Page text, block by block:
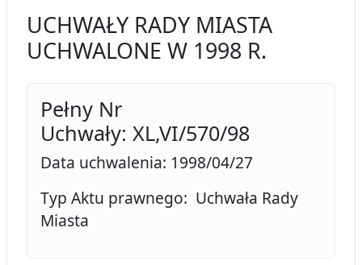
UCHWAŁY RADY MIASTA
UCHWALONE W 1998 R.
Pełny Nr
Uchwały: XL,VI/570/98
Data uchwalenia: 1998/04/27
Typ Aktu prawnego: Uchwała Rady
Miasta